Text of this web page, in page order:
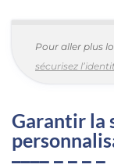
Pour aller plus
sécurisez
Garantir la